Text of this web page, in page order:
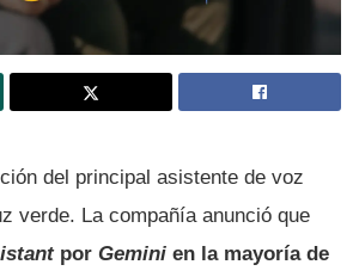
del principal asistente de voz
verde. La compañía anunció que
por Gemini en la mayoría de